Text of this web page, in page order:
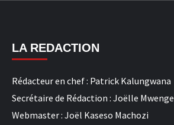
LA REDACTION
Rédacteur en chef : Patrick Kalungwana
Secrétaire de Rédaction : Joëlle Mwenge
Webmaster : Joël Kaseso Machozi